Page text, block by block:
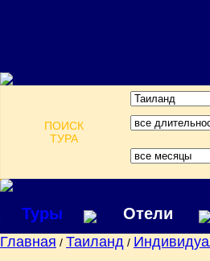
ПОИСК
ТУРА
Туры Отели
Главная / Таиланд /